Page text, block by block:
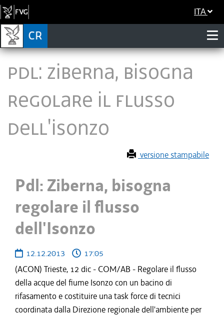
ITA
Pdl: Ziberna, bisogna
regolare il flusso
dell'Isonzo
versione stampabile
Pdl: Ziberna, bisogna
regolare il flusso
dell'Isonzo
12.12.2013
17:05
(ACON) Trieste, 12 dic - COM/AB - Regolare il flusso
della acque del fiume Isonzo con un bacino di
rifasamento e costituire una task force di tecnici
coordinata dalla Direzione regionale dell'ambiente per